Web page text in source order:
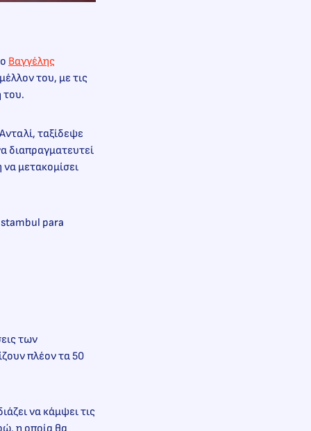
Βαγγέλης
του, με τις
του.
ταξίδεψε
διαπραγματευτεί
μετακομίσει
para
των
πλέον τα 50
να κάμψει τις